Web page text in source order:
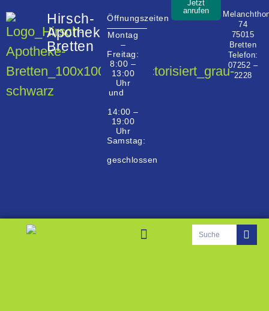
Hirsch-
Apotheke
Bretten
Öffnungszeiten
Montag
–
Freitag:
8:00 –
13:00
Uhr
und
14:00 –
19:00
Uhr
Samstag:
geschlossen
Jetzt
anrufen
74
75015
Bretten
Telefon:
07252 –
2228